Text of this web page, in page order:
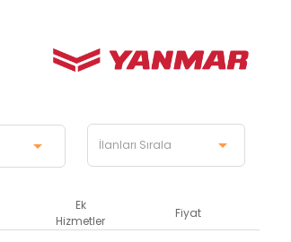
Ek
Hizmetler
Fiyat